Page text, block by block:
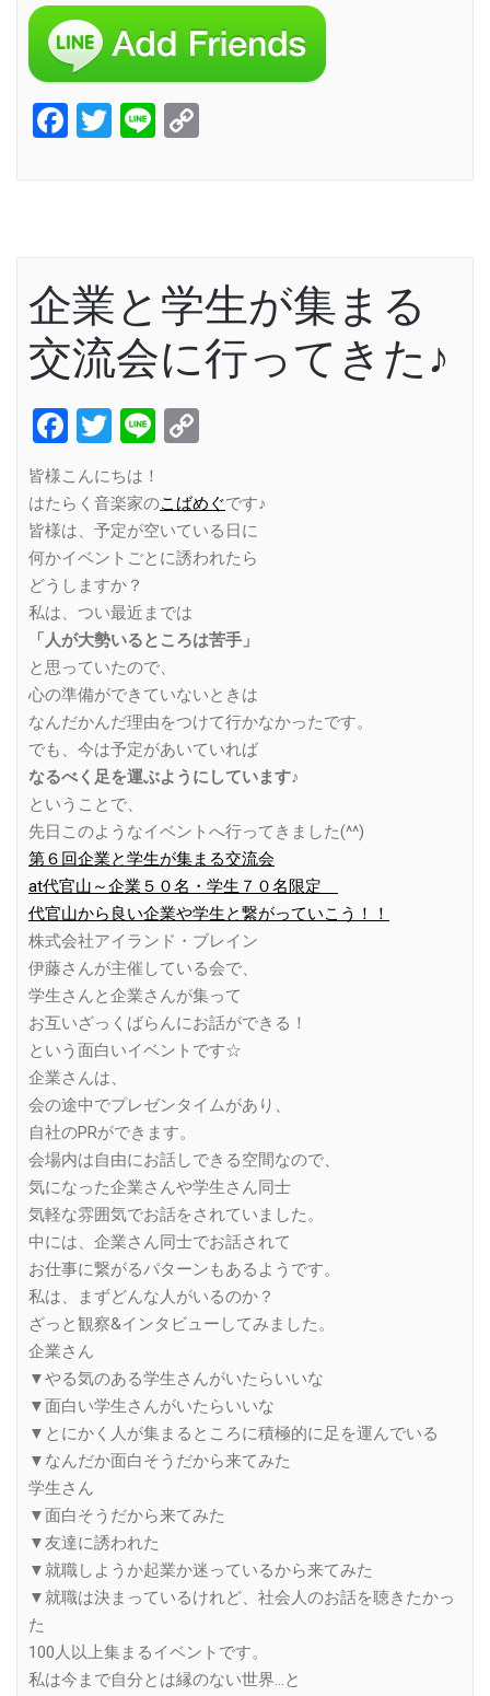
Facebook
Twitter
Line
企業と学生が集まる
交流会に行ってきた♪
Facebook
Twitter
Line
皆様こんにちは！
はたらく音楽家のこばめぐです♪
皆様は、予定が空いている日に
何かイベントごとに誘われたら
どうしますか？
私は、つい最近までは
「人が大勢いるところは苦手」
と思っていたので、
心の準備ができていないときは
なんだかんだ理由をつけて行かなかったです。
でも、今は予定があいていれば
なるべく足を運ぶようにしています♪
ということで、
先日このようなイベントへ行ってきました(^^)
第６回企業と学生が集まる交流会
at代官山～企業５０名・学生７０名限定
代官山から良い企業や学生と繋がっていこう！！
株式会社アイランド・ブレイン
伊藤さんが主催している会で、
学生さんと企業さんが集って
お互いざっくばらんにお話ができる！
という面白いイベントです☆
企業さんは、
会の途中でプレゼンタイムがあり、
自社のPRができます。
会場内は自由にお話しできる空間なので、
気になった企業さんや学生さん同士
気軽な雰囲気でお話をされていました。
中には、企業さん同士でお話されて
お仕事に繋がるパターンもあるようです。
私は、まずどんな人がいるのか？
ざっと観察&インタビューしてみました。
企業さん
▼やる気のある学生さんがいたらいいな
▼面白い学生さんがいたらいいな
▼とにかく人が集まるところに積極的に足を運んでいる
▼なんだか面白そうだから来てみた
学生さん
▼面白そうだから来てみた
▼友達に誘われた
▼就職しようか起業か迷っているから来てみた
▼就職は決まっているけれど、社会人のお話を聴きたかっ
た
100人以上集まるイベントです。
私は今まで自分とは縁のない世界…と